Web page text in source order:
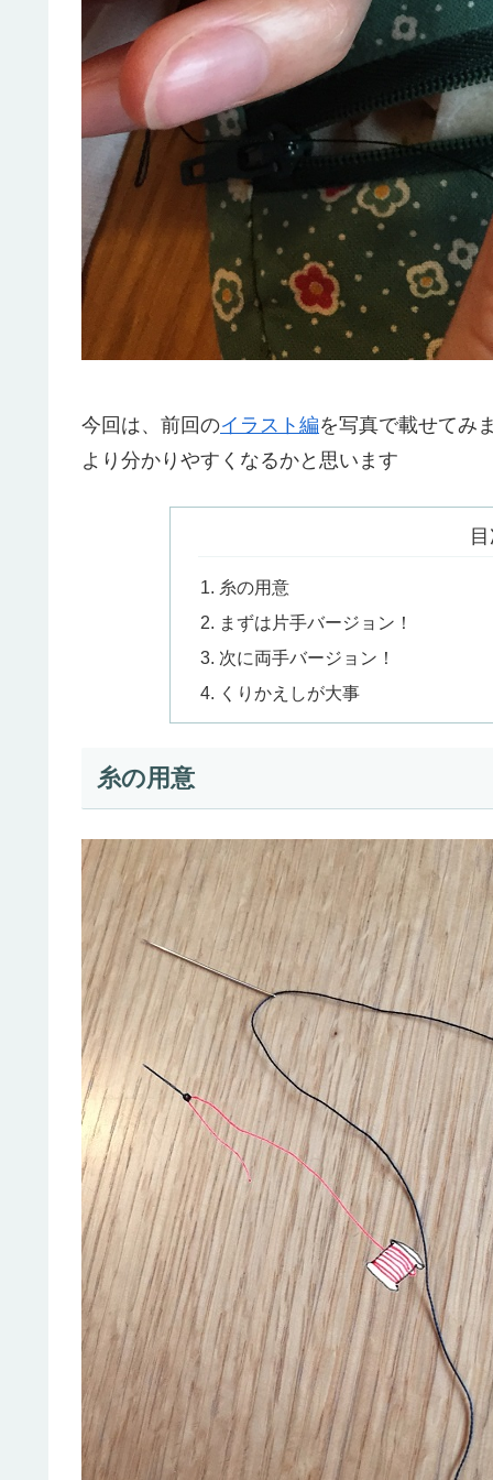
今回は、前回のイラスト編を写真で載せてみ
より分かりやすくなるかと思います
糸の用意
まずは片手バージョン！
次に両手バージョン！
くりかえしが大事
糸の用意